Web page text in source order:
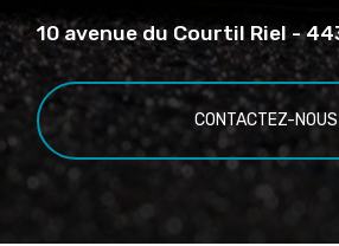
10 avenue du Courtil Riel -
CONTACTEZ-NOUS